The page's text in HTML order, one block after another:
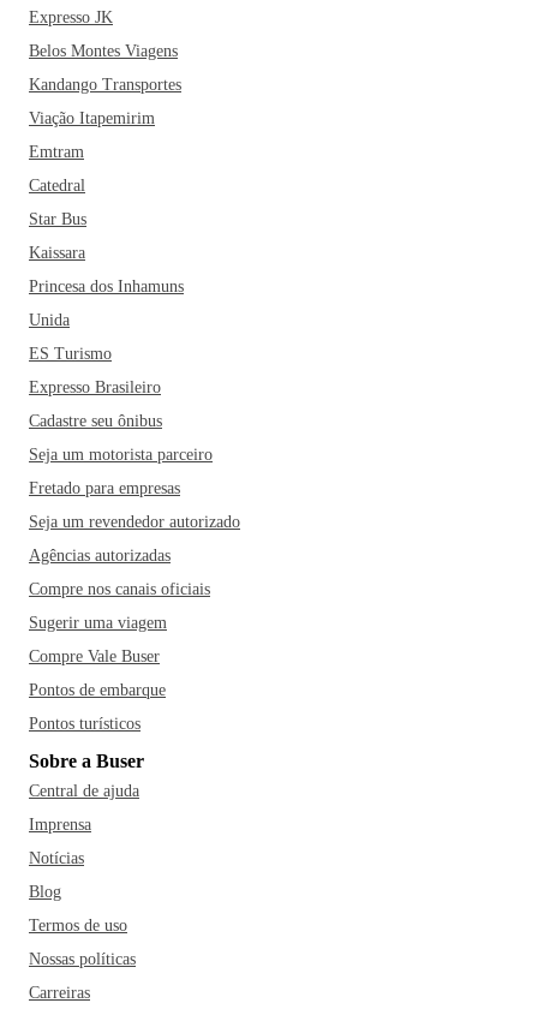
pode deixar de inserir um passeio pela Casa do Artesão, o
Parque Mãe Bonifácia, o Parque das Águas Seo Fiote e o
Parque Tia Nair no seu roteiro. Dentre os restaurantes mais
famosos da cidade estão ainda o Santô Oriental, Choppão e
o Chef Caliman. E para quem gosta de curtir uma vida
Popular e a Praça da Mandioca.
Expresso JK
Belos Montes Viagens
Kandango Transportes
Viação Itapemirim
Emtram
Catedral
Star Bus
Kaissara
Princesa dos Inhamuns
Unida
ES Turismo
Expresso Brasileiro
Cadastre seu ônibus
Seja um motorista parceiro
Fretado para empresas
Seja um revendedor autorizado
Agências autorizadas
Compre nos canais oficiais
Sugerir uma viagem
Compre Vale Buser
Pontos de embarque
Pontos turísticos
Sobre a Buser
Central de ajuda
Imprensa
Notícias
Blog
Termos de uso
Nossas políticas
Carreiras